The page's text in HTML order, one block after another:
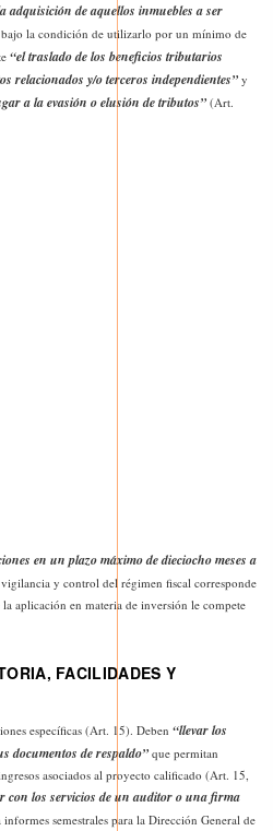
adquisición de aquellos inmuebles a ser
la condición de utilizarlo por un mínimo de
“el traslado de los beneficios tributarios
relacionados y/o terceros independientes” y
a la evasión o elusión de tributos” (Art.
en un plazo máximo de dieciocho meses a
y control del régimen fiscal corresponde
aplicación en materia de inversión le compete
FACILIDADES Y
específicas (Art. 15). Deben “llevar los
documentos de respaldo” que permitan
asociados al proyecto calificado (Art. 15,
con los servicios de un auditor o una firma
informes semestrales para la Dirección General de